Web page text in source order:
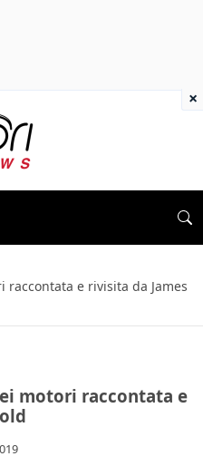
raccontata e rivisita da James
motori raccontata e
×